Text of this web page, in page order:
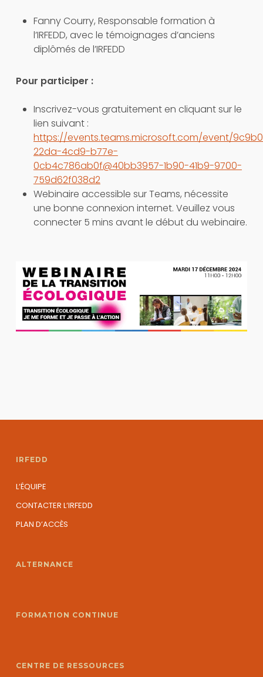
Fanny Courry, Responsable formation à
l’IRFEDD, avec le témoignages d’anciens
diplômés de l’IRFEDD
Pour participer :
Inscrivez-vous gratuitement en cliquant sur le
lien suivant :
https://events.teams.microsoft.com/event/
22da-4cd9-b77e-
0cb4c786ab0f@40bb3957-1b90-41b9-9700-
759d62f038d2
Webinaire accessible sur Teams, nécessite
une bonne connexion internet. Veuillez vous
connecter 5 mins avant le début du webinaire.
IRFEDD
L’ÉQUIPE
CONTACTER L’IRFEDD
PLAN D’ACCÈS
ALTERNANCE
FORMATION CONTINUE
CENTRE DE RESSOURCES